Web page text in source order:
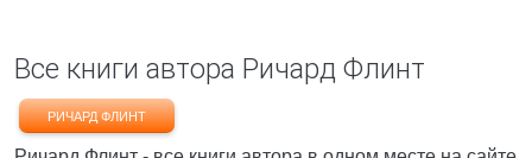
Все книги автора Ричард Флинт
РИЧАРД ФЛИНТ